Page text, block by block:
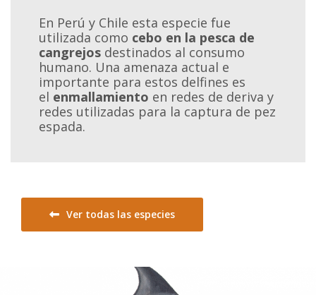
En Perú y Chile esta especie fue
utilizada como cebo en la pesca de
cangrejos destinados al consumo
humano. Una amenaza actual e
importante para estos delfines es
el enmallamiento en redes de deriva y
redes utilizadas para la captura de pez
espada.
Ver todas las especies